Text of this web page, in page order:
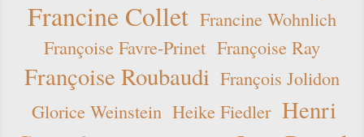
Francine Collet Francine Wohnlich
Françoise Favre-Prinet Françoise Ray
Françoise Roubaudi François Jolidon
Glorice Weinstein Heike Fiedler Henri